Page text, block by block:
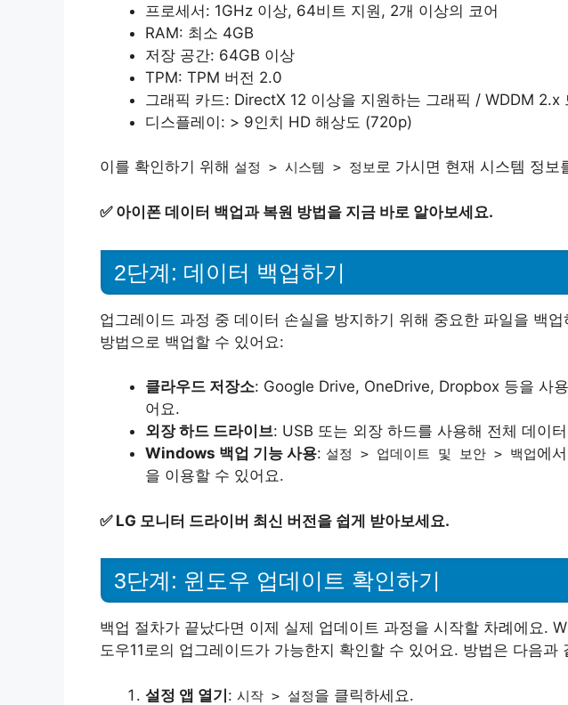
프로세서: 1GHz 이상, 64비트 지원, 2개 이상의 코어
RAM: 최소 4GB
저장 공간: 64GB 이상
TPM: TPM 버전 2.0
그래픽 카드: DirectX 12 이상을 지원하는 그래픽 / WDDM 2.x
디스플레이: > 9인치 HD 해상도 (720p)
이를 확인하기 위해 설정 > 시스템 > 정보로 가시면 현재 시스템 정보
✅ 아이폰 데이터 백업과 복원 방법을 지금 바로 알아보세요.
2단계: 데이터 백업하기
업그레이드 과정 중 데이터 손실을 방지하기 위해 중요한 파일을 백
방법으로 백업할 수 있어요:
클라우드 저장소: Google Drive, OneDrive, Dropbox 등을 사
어요.
외장 하드 드라이브: USB 또는 외장 하드를 사용해 전체 데이
Windows 백업 기능 사용: 설정 > 업데이트 및 보안 > 백업에
을 이용할 수 있어요.
✅ LG 모니터 드라이버 최신 버전을 쉽게 받아보세요.
3단계: 윈도우 업데이트 확인하기
백업 절차가 끝났다면 이제 실제 업데이트 과정을 시작할 차례에요.
도우11로의 업그레이드가 가능한지 확인할 수 있어요. 방법은 다음과
설정 앱 열기: 시작 > 설정을 클릭하세요.